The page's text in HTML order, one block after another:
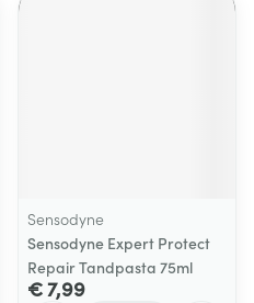
Sensodyne
Sensodyne Expert Protect
Repair Tandpasta 75ml
€ 7,99